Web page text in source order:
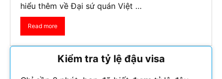
hiểu thêm về Đại sứ quán Việt …
Read more
Kiểm tra tỷ lệ đậu visa